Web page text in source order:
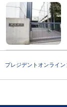
プレジデントオンライン